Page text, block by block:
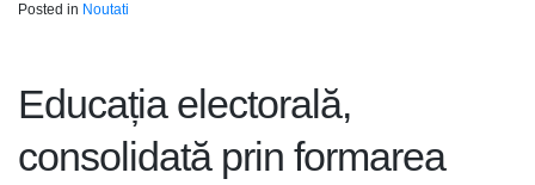
Posted in Noutati
Educația electorală,
consolidată prin formarea